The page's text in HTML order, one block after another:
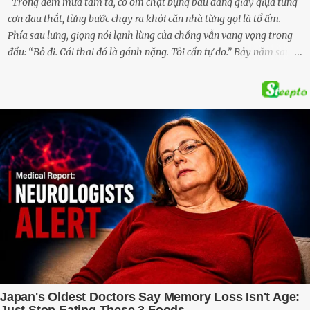
cơn đau thắt, từng bước chạy ra khỏi căn nhà từng gọi là tổ ấm.
Phía sau lưng, giọng nói lạnh lùng của chồng vẫn vang vọng trong
đầu: “Bỏ đi. Cái thai đó là gánh nặng. Tôi cần tự do.” Bảy năm sau,
kế hoạch được chuẩn bị kỹ lưỡng để người đàn ông phản bội ấy
phải trả giá … Hà Nội, mùa thu năm 2018, cái lạnh len lỏi qua từng
khe cửa gỗ cũ kỹ. Trong một căn biệt thự sang trọng ở phố Tây Hồ,
Ngọc Anh ngồi lặng lẽ trên ghế sofa, tay đặt lên bụng – nơi hai sinh
linh bé bỏng đang lớn dần từng ngày. Cô chưa bao giờ nghĩ mình sẽ
phải sống trong sợ hãi khi mang thai, đặc biệt là sợ… chính chồng
mình. Trí – người chồng mà cô từng yêu đến mù quáng, đã không
còn là người đàn ông của ngày đầu. Thành đạt, quyền lực, nhưng
cũng dối trá và lạnh lùng. Gần đây, anh hay về muộn, thậm chí có
đêm không về. Và rồi, trong một bữa cơm tối vắng lặng, Trí ném
xuống bàn ly n...